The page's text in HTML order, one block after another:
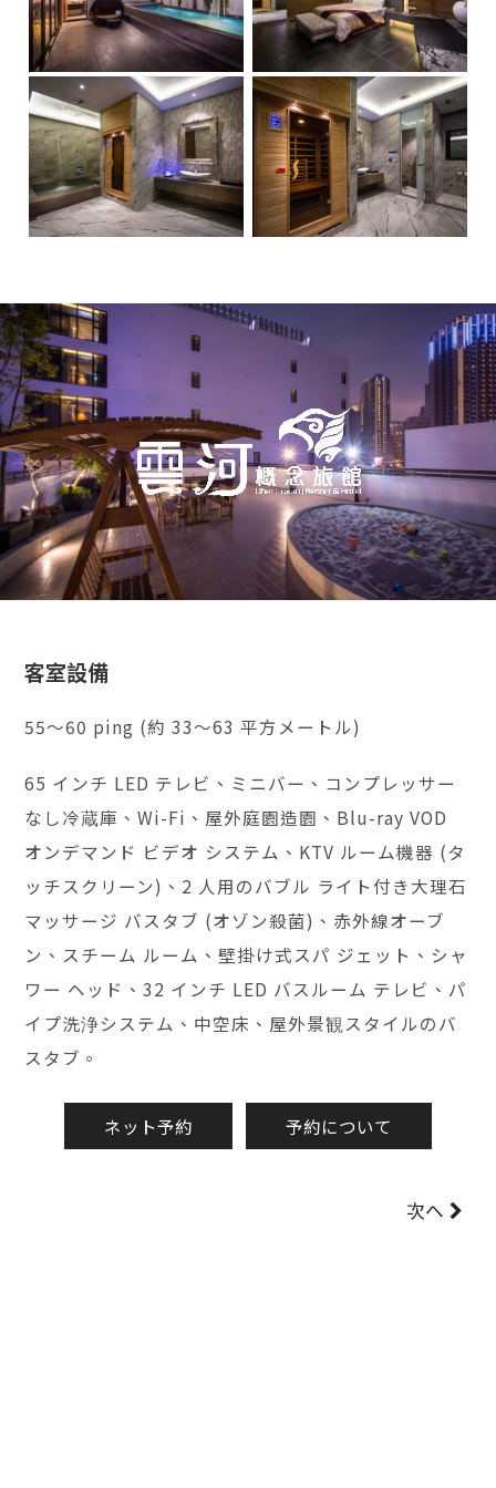
客室設備
55～60 ping (約 33～63 平方メートル)
65 インチ LED テレビ、ミニバー、コンプレッサー
なし冷蔵庫、Wi-Fi、屋外庭園造園、Blu-ray VOD
オンデマンド ビデオ システム、KTV ルーム機器 (タ
ッチスクリーン)、2 人用のバブル ライト付き大理石
マッサージ バスタブ (オゾン殺菌)、赤外線オーブ
ン、スチーム ルーム、壁掛け式スパ ジェット、シャ
ワー ヘッド、32 インチ LED バスルーム テレビ、パ
イプ洗浄システム、中空床、屋外景観スタイルのバ
スタブ。
ネット予約 予約について
次へ